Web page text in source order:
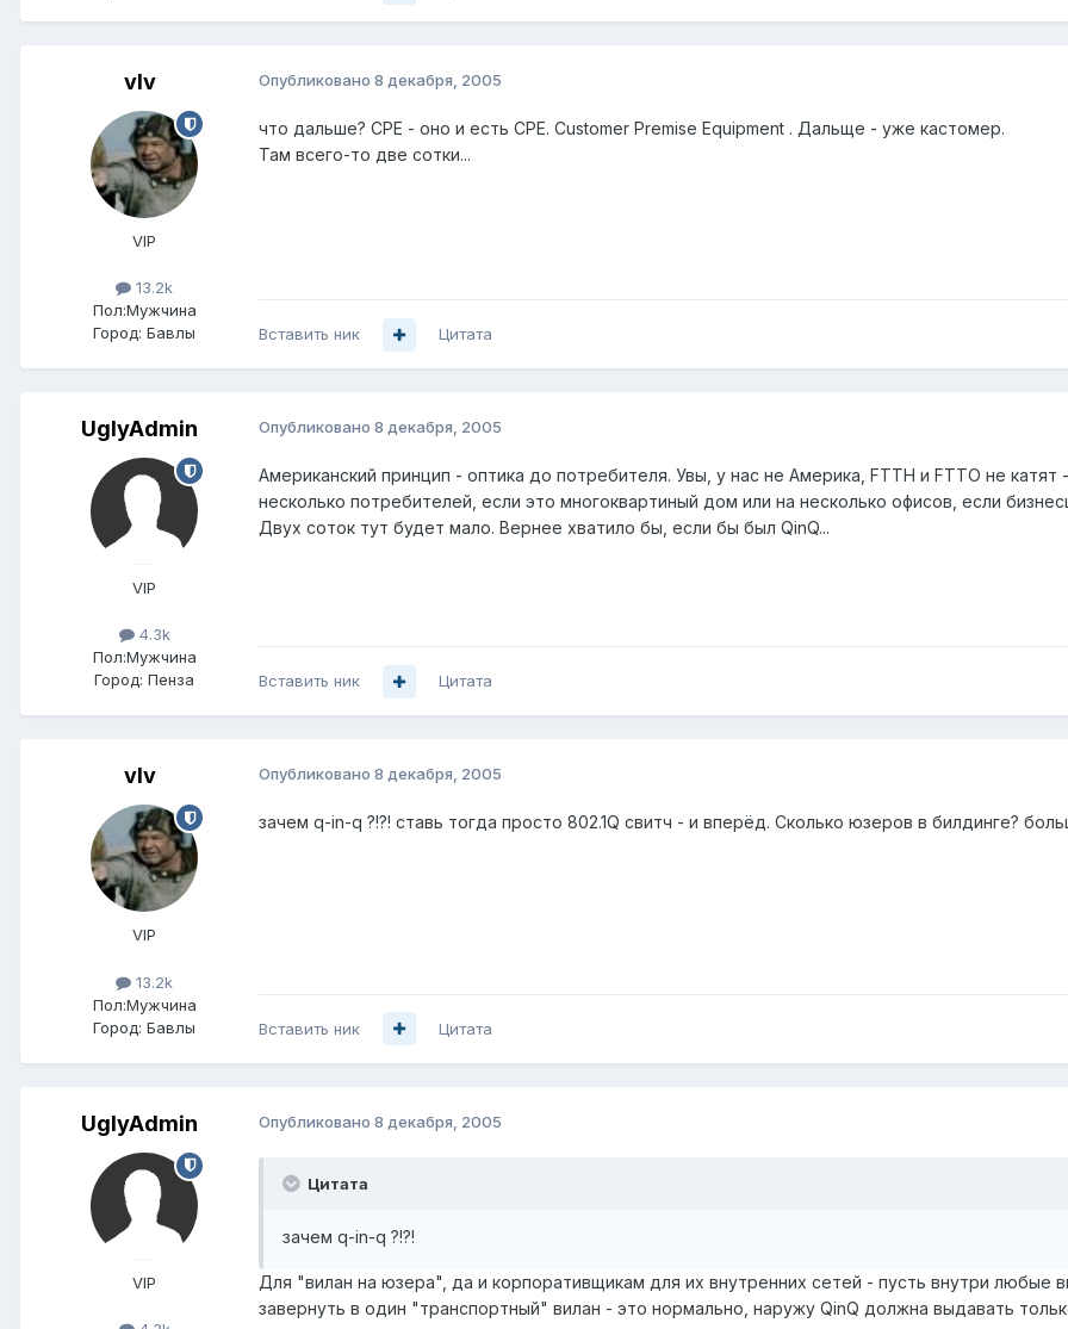
vIv
VIP
13.2k
Пол:Мужчина
Город: Бавлы
Опубликовано 8 декабря, 2005
что дальше? CPE - оно и есть CPE. Customer Premise Equipment . Дальще - уже кастомер.
Там всего-то две сотки...
Вставить ник Цитата
UglyAdmin
VIP
4.3k
Пол:Мужчина
Город: Пенза
Опубликовано 8 декабря, 2005
Американский принцип - оптика до потребителя. Увы, у нас не Америка, FTTH и FTTO не
несколько потребителей, если это многоквартиный дом или на несколько офисов, если
Двух соток тут будет мало. Вернее хватило бы, если бы был QinQ...
Вставить ник Цитата
vIv
VIP
13.2k
Пол:Мужчина
Город: Бавлы
Опубликовано 8 декабря, 2005
зачем q-in-q ?!?! ставь тогда просто 802.1Q свитч - и вперёд. Сколько юзеров в билдинге?
Вставить ник Цитата
UglyAdmin
VIP
Опубликовано 8 декабря, 2005
Цитата
зачем q-in-q ?!?!
Для "вилан на юзера", да и корпоративщикам для их внутренних сетей - пусть внутри любые
завернуть в один "транспортный" вилан - это нормально, наружу QinQ должна выдавать